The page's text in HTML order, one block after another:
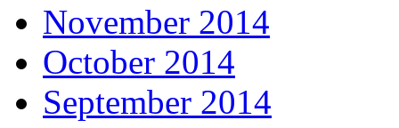
November 2014
October 2014
September 2014